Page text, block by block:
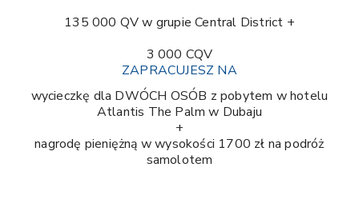
135 000 QV w grupie Central District +
3 000 CQV
ZAPRACUJESZ NA
wycieczkę dla DWÓCH OSÓB z pobytem w hotelu
Atlantis The Palm w Dubaju
+
nagrodę pieniężną w wysokości 1700 zł na podróż
samolotem